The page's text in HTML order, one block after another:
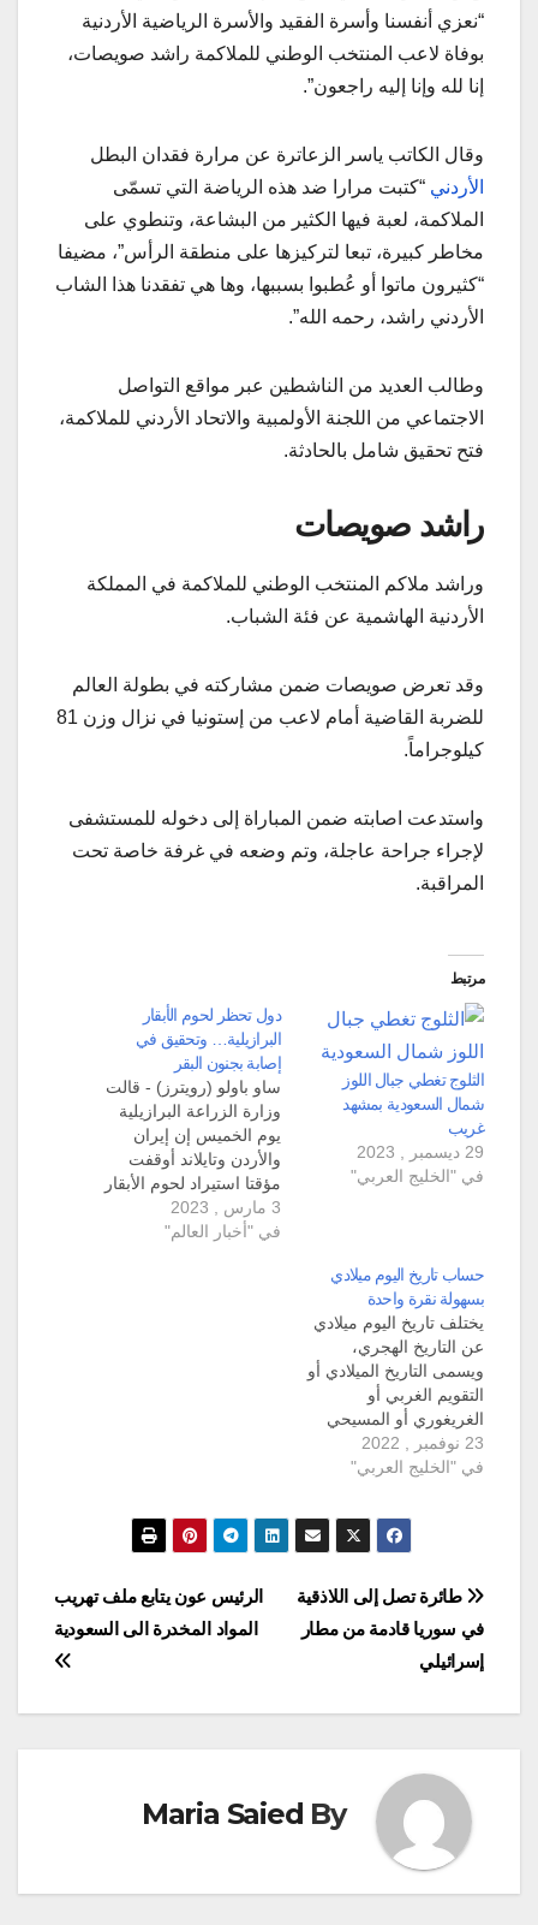
“نعزي أنفسنا وأسرة الفقيد والأسرة الرياضية الأردنية
بوفاة لاعب المنتخب الوطني للملاكمة راشد صويصات،
إنا لله وإنا إليه راجعون”.
وقال الكاتب ياسر الزعاترة عن مرارة فقدان البطل
الأردني “كتبت مرارا ضد هذه الرياضة التي تسمّى
الملاكمة، لعبة فيها الكثير من البشاعة، وتنطوي على
مخاطر كبيرة، تبعا لتركيزها على منطقة الرأس”، مضيفا
“كثيرون ماتوا أو عُطبوا بسببها، وها هي تفقدنا هذا الشاب
الأردني راشد، رحمه الله”.
وطالب العديد من الناشطين عبر مواقع التواصل
الاجتماعي من اللجنة الأولمبية والاتحاد الأردني للملاكمة،
فتح تحقيق شامل بالحادثة.
راشد صويصات
وراشد ملاكم المنتخب الوطني للملاكمة في المملكة
الأردنية الهاشمية عن فئة الشباب.
وقد تعرض صويصات ضمن مشاركته في بطولة العالم
للضربة القاضية أمام لاعب من إستونيا في نزال وزن 81
كيلوجراماً.
واستدعت اصابته ضمن المباراة إلى دخوله للمستشفى
لإجراء جراحة عاجلة، وتم وضعه في غرفة خاصة تحت
المراقبة.
مرتبط
الثلوج تغطي جبال اللوز
شمال السعودية بمشهد
غريب
29 ديسمبر , 2023
في "الخليج العربي"
دول تحظر لحوم الأبقار
البرازيلية… وتحقيق في
إصابة بجنون البقر
ساو باولو (رويترز) - قالت
وزارة الزراعة البرازيلية
يوم الخميس إن إيران
والأردن وتايلاند أوقفت
مؤقتا استيراد لحوم الأبقار
من البلاد بينما تحقق
السلطات في حالة إصابة
3 مارس , 2023
في "أخبار العالم"
حساب تاريخ اليوم ميلادي
بسهولة نقرة واحدة
يختلف تاريخ اليوم ميلادي
عن التاريخ الهجري،
ويسمى التاريخ الميلادي أو
التقويم الغربي أو
الغريغوري أو المسيحي
لارتباط بدايته بولادة السيد
المسيح عيسى عليه
كاملة للشمس لذلك
يطلق عليه أيضاً التقويم
الشمسي من 365 يوم
وربع، ويتم جمع ربع اليوم
كل أربع سنوات لتصبح…
23 نوفمبر , 2022
في "الخليج العربي"
تصفّح
المقالات
الرئيس عون يتابع ملف تهريب
المواد المخدرة الى السعودية
طائرة تصل إلى اللاذقية
في سوريا قادمة من مطار
إسرائيلي
By
Maria Saied